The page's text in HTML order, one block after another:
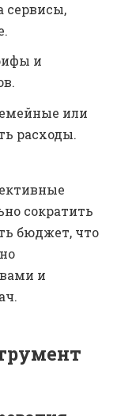
сервисы,
и
или
расходы.
сократить
бюджет, что
и